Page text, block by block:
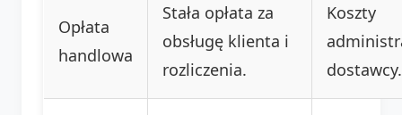
Opłata
handlowa
Stała opłata za
obsługę klienta i
rozliczenia.
Koszty
dostawcy.